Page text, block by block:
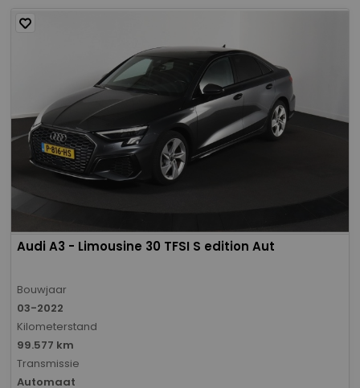
Audi A3 - Limousine 30 TFSI S edition Aut
Bouwjaar
03-2022
Kilometerstand
99.577 km
Transmissie
Automaat